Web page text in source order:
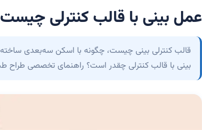
عمل بینی با قالب کنترلی
قالب کنترلی بینی چیست، چگونه با اسکن سه‌بعدی
بینی با قالب کنترلی چقدر است؟ راهنمای تخصصی طراح